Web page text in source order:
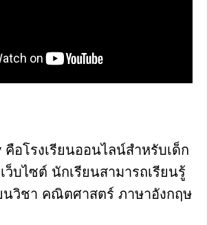
คือโรงเรียนออนไลน์สำหรับเด็ก
ว็บไซต์ นักเรียนสามารถเรียนรู้
นวิชา คณิตศาสตร์ ภาษาอังกฤษ